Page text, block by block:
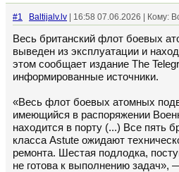
#1 Baltijalv.lv | 16:58 07.06.2026 | Кому:
Весь британский флот боевых
выведен из эксплуатации и
этом сообщает издание The
информированные источники.
«Весь флот боевых атомных
имеющийся в распоряжении
находится в порту (...) Все пять
класса Astute ожидают
ремонта. Шестая подлодка,
не готова к выполнению задач»,